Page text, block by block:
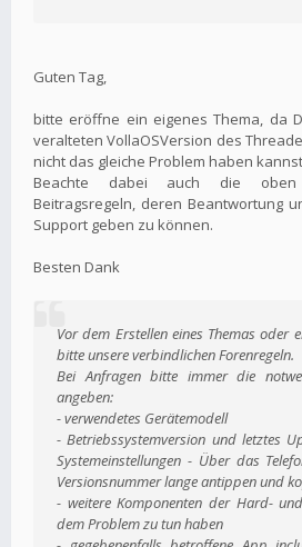
Guten Tag,
bitte eröffne ein eigenes Thema, da
veralteten VollaOSVersion des
nicht das gleiche Problem haben
Beachte dabei auch die oben
Beitragsregeln, deren Beantwortung
Support geben zu können.
Besten Dank
Vor dem Erstellen eines Themas oder
bitte unsere verbindlichen Forenregeln.
Bei Anfragen bitte immer die
angeben:
- verwendetes Gerätemodell
- Betriebssystemversion und letztes
Systemeinstellungen - Über das
Versionsnummer lange antippen und
- weitere Komponenten der Hard-
dem Problem zu tun haben